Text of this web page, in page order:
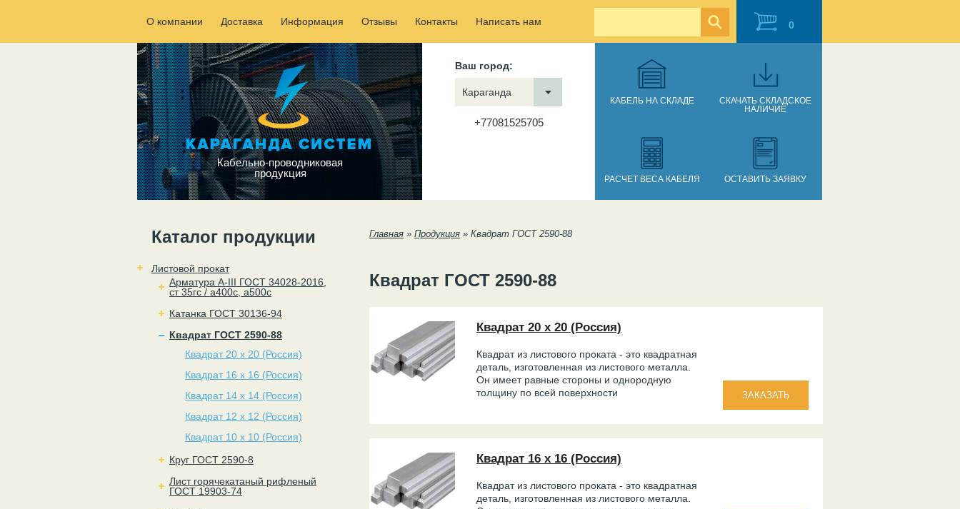
О компании Доставка Информация Отзывы Контакты Написать нам 0
Кабельно-проводниковая
продукция
Ваш город:
Караганда
+77081525705
КАБЕЛЬ НА СКЛАДЕ
СКАЧАТЬ СКЛАДСКОЕ
НАЛИЧИЕ
РАСЧЕТ ВЕСА КАБЕЛЯ ОСТАВИТЬ ЗАЯВКУ
Каталог продукции
Листовой прокат
Арматура А-III ГОСТ 34028-2016,
ст 35гс / а400с, а500с
Катанка ГОСТ 30136-94
Квадрат ГОСТ 2590-88
Квадрат 20 х 20 (Россия)
Квадрат 16 х 16 (Россия)
Квадрат 14 х 14 (Россия)
Квадрат 12 х 12 (Россия)
Квадрат 10 х 10 (Россия)
Круг ГОСТ 2590-8
Лист горячекатаный рифленый
ГОСТ 19903-74
Вы здесь
Главная » Продукция » Квадрат ГОСТ 2590-88
Квадрат ГОСТ 2590-88
Квадрат 20 х 20 (Россия)
Квадрат из листового проката - это квадратная
деталь, изготовленная из листового металла.
Он имеет равные стороны и однородную
толщину по всей поверхности
Квадрат 16 х 16 (Россия)
Квадрат из листового проката - это квадратная
деталь, изготовленная из листового металла.